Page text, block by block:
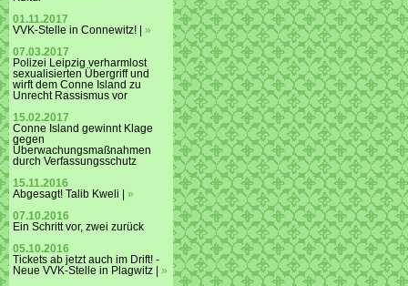
01.11.2017
VVK-Stelle in Connewitz! | »
07.03.2017
Polizei Leipzig verharmlost
sexualisierten Übergriff und
wirft dem Conne Island zu
Unrecht Rassismus vor
15.02.2017
Conne Island gewinnt Klage
gegen
Überwachungsmaßnahmen
durch Verfassungsschutz
15.11.2016
Abgesagt! Talib Kweli | »
07.10.2016
Ein Schritt vor, zwei zurück
05.10.2016
Tickets ab jetzt auch im Drift! -
Neue VVK-Stelle in Plagwitz | »